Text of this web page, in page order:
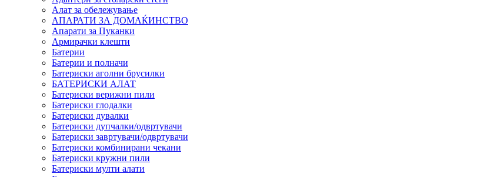
Алат за обележување
АПАРАТИ ЗА ДОМАЌИНСТВО
Апарати за Пуканки
Армирачки клешти
Батерии
Батерии и полначи
Батериски аголни брусилки
БАТЕРИСКИ АЛАТ
Батериски верижни пили
Батериски глодалки
Батериски дувалки
Батериски дупчалки/одвртувачи
Батериски завртувачи/одвртувачи
Батериски комбинирани чекани
Батериски кружни пили
Батериски мулти алати